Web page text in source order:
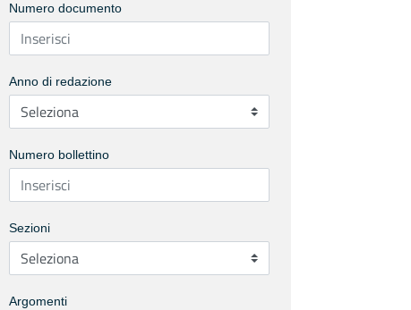
Numero documento
Anno di redazione
Numero bollettino
Sezioni
Argomenti